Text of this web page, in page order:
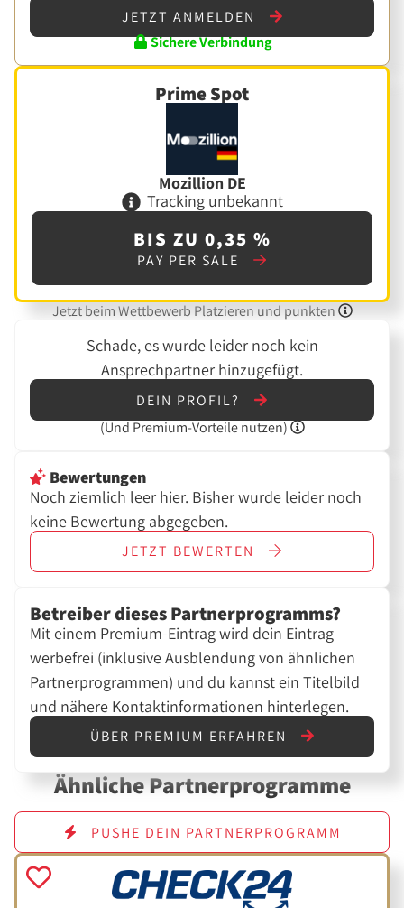
JETZT ANMELDEN
Sichere Verbindung
Prime Spot
Mozillion DE
Tracking unbekannt
BIS ZU 0,35 %
PAY PER SALE
Jetzt beim Wettbewerb Platzieren und punkten
Schade, es wurde leider noch kein
Ansprechpartner hinzugefügt.
DEIN PROFIL?
(Und Premium-Vorteile nutzen)
Bewertungen
Noch ziemlich leer hier. Bisher wurde leider noch
keine Bewertung abgegeben.
JETZT BEWERTEN
Betreiber dieses Partnerprogramms?
Mit einem Premium-Eintrag wird dein Eintrag
werbefrei (inklusive Ausblendung von ähnlichen
Partnerprogrammen) und du kannst ein Titelbild
und nähere Kontaktinformationen hinterlegen.
ÜBER PREMIUM ERFAHREN
Ähnliche Partnerprogramme
PUSHE DEIN PARTNERPROGRAMM